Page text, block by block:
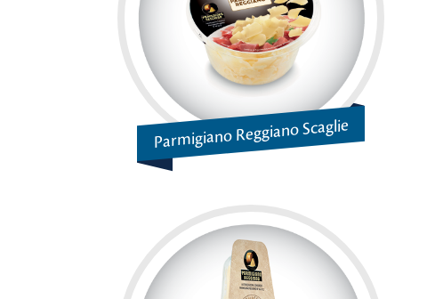
Parmigiano Reggiano Scaglie